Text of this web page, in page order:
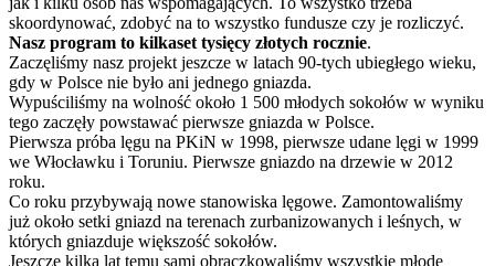
skoordynować, zdobyć na to wszystko fundusze czy je rozliczyć.
Nasz program to kilkaset tysięcy złotych rocznie.
Zaczęliśmy nasz projekt jeszcze w latach 90-tych ubiegłego wieku,
gdy w Polsce nie było ani jednego gniazda.
Wypuściliśmy na wolność około 1 500 młodych sokołów w wyniku
tego zaczęły powstawać pierwsze gniazda w Polsce.
Pierwsza próba lęgu na PKiN w 1998, pierwsze udane lęgi w 1999
we Włocławku i Toruniu. Pierwsze gniazdo na drzewie w 2012
roku.
Co roku przybywają nowe stanowiska lęgowe. Zamontowaliśmy
już około setki gniazd na terenach zurbanizowanych i leśnych, w
których gniazduje większość sokołów.
Jeszcze kilka lat temu sami obrączkowaliśmy wszystkie młode